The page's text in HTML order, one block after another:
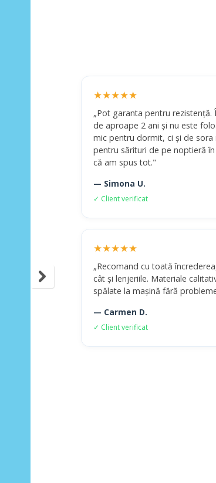
★★★★★
„Pot garanta pentru rezistență.
de aproape 2 ani și nu este
mic pentru dormit, ci și de sora
pentru sărituri de pe noptieră
că am spus tot."
— Simona U.
✓ Client verificat
★★★★★
„Recomand cu toată
cât și lenjeriile. Materiale
spălate la mașină fără
— Carmen D.
✓ Client verificat